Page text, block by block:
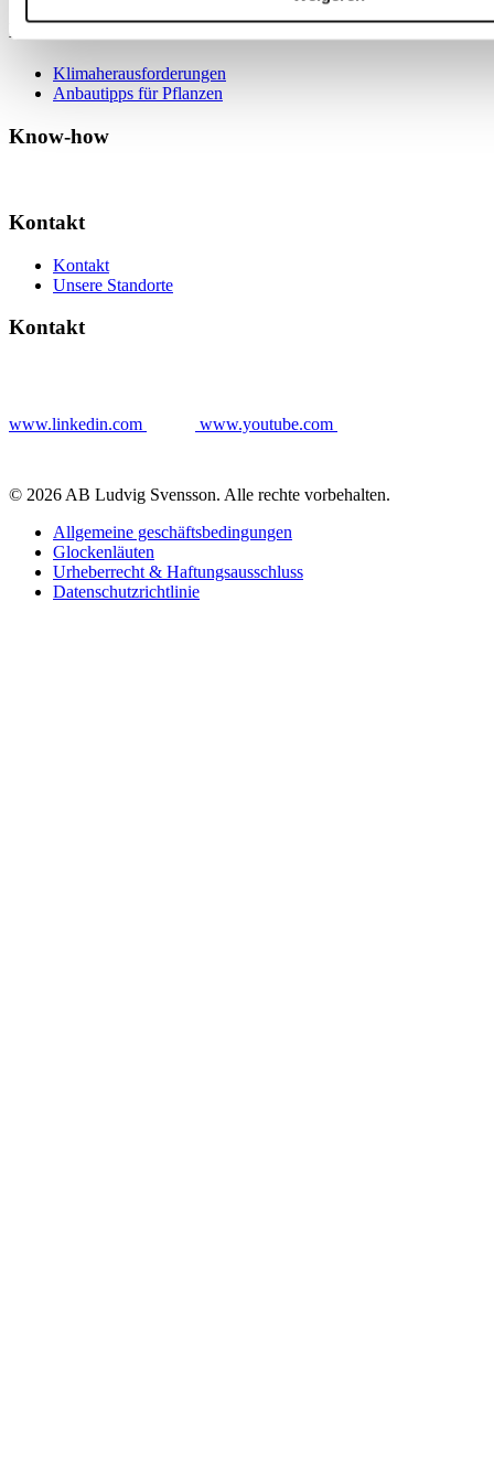
Know-how
Klimaherausforderungen
Anbautipps für Pflanzen
Know-how
Kontakt
Kontakt
Unsere Standorte
Kontakt
www.linkedin.com www.youtube.com
© 2026 AB Ludvig Svensson. Alle rechte vorbehalten.
Allgemeine geschäftsbedingungen
Glockenläuten
Urheberrecht & Haftungsausschluss
Datenschutzrichtlinie